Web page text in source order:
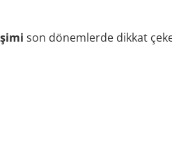
son dönemlerde dikkat